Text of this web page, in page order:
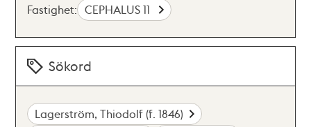
Fastighet: CEPHALUS 11
Sökord
Lagerström, Thiodolf (f. 1846)